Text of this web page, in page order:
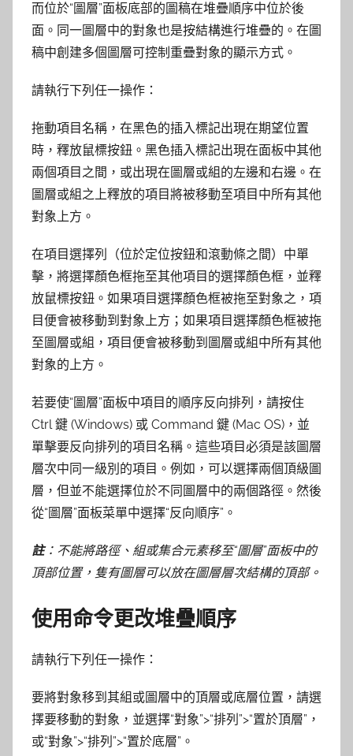
而位於“圖層”面板底部的圖稿在堆疊順序中位於後
面。同一圖層中的對象也是按結構進行堆疊的。在圖
稿中創建多個圖層可控制重疊對象的顯示方式。
請執行下列任一操作：
拖動項目名稱，在黑色的插入標記出現在期望位置
時，釋放鼠標按鈕。黑色插入標記出現在面板中其他
兩個項目之間，或出現在圖層或組的左邊和右邊。在
圖層或組之上釋放的項目將被移動至項目中所有其他
對象上方。
在項目選擇列（位於定位按鈕和滾動條之間）中單
擊，將選擇顏色框拖至其他項目的選擇顏色框，並釋
放鼠標按鈕。如果項目選擇顏色框被拖至對象之，項
目便會被移動到對象上方；如果項目選擇顏色框被拖
至圖層或組，項目便會被移動到圖層或組中所有其他
對象的上方。
若要使“圖層”面板中項目的順序反向排列，請按住
Ctrl 鍵 (Windows) 或 Command 鍵 (Mac OS)，並
單擊要反向排列的項目名稱。這些項目必須是該圖層
層次中同一級別的項目。例如，可以選擇兩個頂級圖
層，但並不能選擇位於不同圖層中的兩個路徑。然後
從“圖層”面板菜單中選擇“反向順序”。
註：不能將路徑、組或集合元素移至“圖層”面板中的
頂部位置，隻有圖層可以放在圖層層次結構的頂部。
使用命令更改堆疊順序
請執行下列任一操作：
要將對象移到其組或圖層中的頂層或底層位置，請選
擇要移動的對象，並選擇“對象”>“排列”>“置於頂層”，
或“對象”>“排列”>“置於底層”。